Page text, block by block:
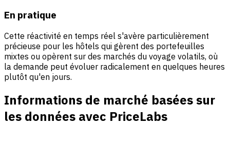
En pratique
Cette réactivité en temps réel s'avère particulièrement
précieuse pour les hôtels qui gèrent des portefeuilles
mixtes ou opèrent sur des marchés du voyage volatils, où
la demande peut évoluer radicalement en quelques heures
plutôt qu'en jours.
Informations de marché basées sur
les données avec PriceLabs